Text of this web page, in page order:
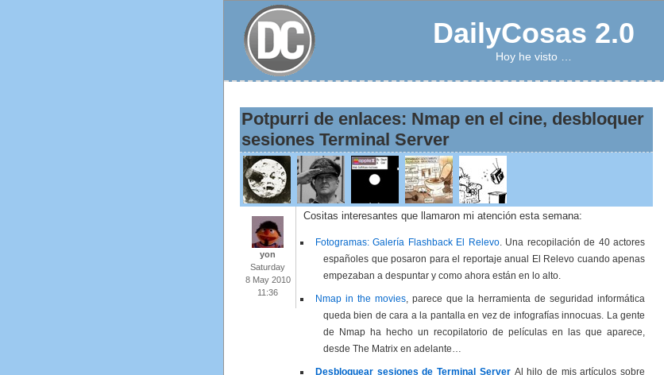
DailyCosas 2.0
Hoy he visto …
Potpurri de enlaces: Nmap en el cine, desbloquer
sesiones Terminal Server
yon
Saturday
8 May 2010
11:36
Cositas interesantes que llamaron mi atención esta semana:
Fotogramas: Galería Flashback El Relevo. Una recopilación de 40 actores
españoles que posaron para el reportaje anual El Relevo cuando apenas
empezaban a despuntar y como ahora están en lo alto.
Nmap in the movies, parece que la herramienta de seguridad informática
queda bien de cara a la pantalla en vez de infografías innocuas. La gente
de Nmap ha hecho un recopilatorio de películas en las que aparece,
desde The Matrix en adelante…
Desbloquear sesiones de Terminal Server Al hilo de mis artículos sobre